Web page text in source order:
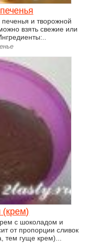
печенья и творожной
взять свежие или
с шоколадом и
от пропорции сливок
тем гуще крем)...